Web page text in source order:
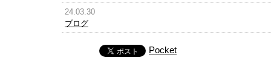
24.03.30
ブログ
Pocket